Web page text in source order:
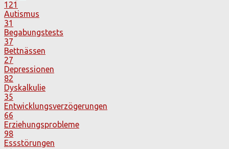
121
Autismus
31
Begabungstests
37
Bettnässen
27
Depressionen
82
Dyskalkulie
35
Entwicklungsverzögerungen
66
Erziehungsprobleme
98
Essstörungen